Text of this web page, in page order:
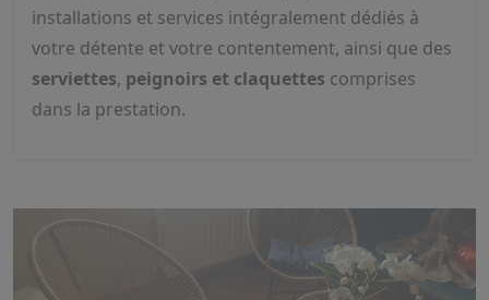
installations et services intégralement dédiés à
votre détente et votre contentement, ainsi que des
serviettes, peignoirs et claquettes comprises
dans la prestation.